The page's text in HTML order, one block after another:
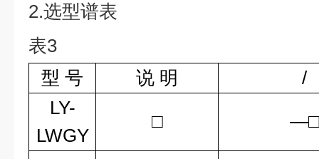
2.选型谱表
表3
型 号
说 明
/
LY-
LWGY
□ —□